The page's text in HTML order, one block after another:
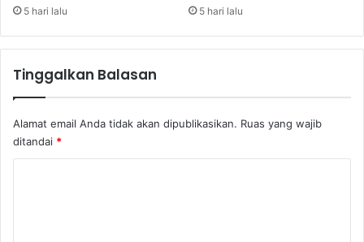
u
e
k
a
w
a
5 hari lalu 5 hari lalu
Tinggalkan Balasan
Alamat email Anda tidak akan dipublikasikan. Ruas yang wajib
ditandai *